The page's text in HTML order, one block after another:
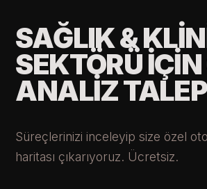
SAĞLIK &
SEKTÖRÜ
ANALIZ
Süreçlerinizi inceleyip size özel
haritası çıkarıyoruz. Ücretsiz.